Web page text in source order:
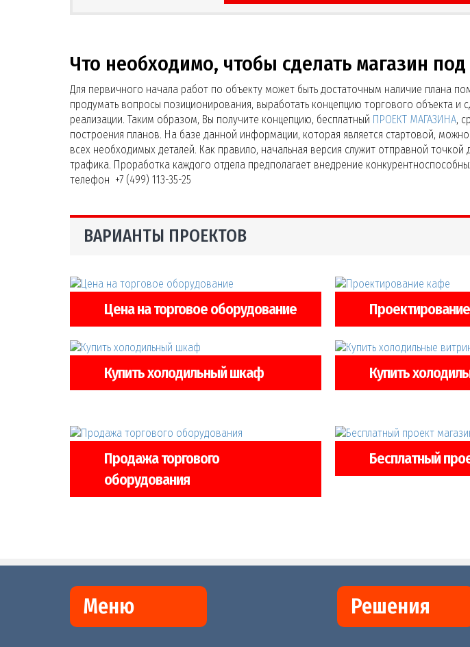
Что необходимо, чтобы сделать магазин
Для первичного начала работ по объекту может быть достаточным наличие плана
продумать вопросы позиционирования, выработать концепцию торгового объекта
реализации. Таким образом, Вы получите концепцию, бесплатный ПРОЕКТ МАГАЗИНА,
построения планов. На базе данной информации, которая является стартовой,
всех необходимых деталей. Как правило, начальная версия служит отправной
трафика. Проработка каждого отдела предполагает внедрение
телефон +7 (499) 113-35-25
ВАРИАНТЫ ПРОЕКТОВ
Цена на торговое оборудование
Купить холодильный шкаф Купить
Продажа торгового
оборудования
Бесплатный
Меню Решения